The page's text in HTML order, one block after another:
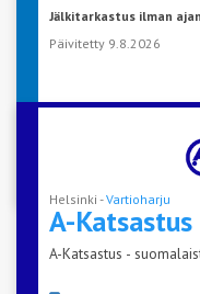
Jälkitarkastus ilman
Päivitetty 9.8.2026
VARAA
Helsinki -Vartioharju
A-Katsastus
A-Katsastus -